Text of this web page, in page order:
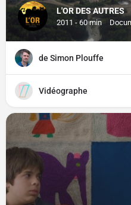
L'OR DES AUTRES
2011 - 60 min
de Simon Plouffe
Vidéographe